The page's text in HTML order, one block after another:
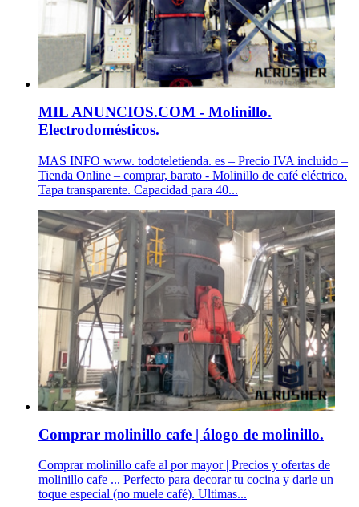
MIL ANUNCIOS.COM - Molinillo.
Electrodomésticos.
MAS INFO www. todoteletienda. es – Precio IVA incluido –
Tienda Online – comprar, barato - Molinillo de café eléctrico.
Tapa transparente. Capacidad para 40...
Comprar molinillo cafe | álogo de molinillo.
Comprar molinillo cafe al por mayor | Precios y ofertas de
molinillo cafe ... Perfecto para decorar tu cocina y darle un
toque especial (no muele café). Ultimas...